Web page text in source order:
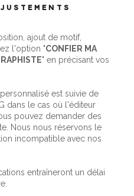
ajout de motif,
l'option "CONFIER MA
" en précisant vos
est suivie de
dans le cas où l'éditeur
pouvez demander des
Nous nous réservons le
incompatible avec nos
entraîneront un délai